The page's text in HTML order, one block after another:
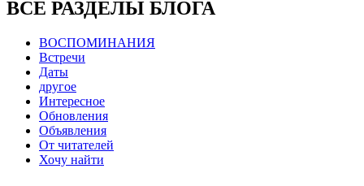
ВСЕ РАЗДЕЛЫ БЛОГА
ВОСПОМИНАНИЯ
Встречи
Даты
другое
Интересное
Обновления
Объявления
От читателей
Хочу найти